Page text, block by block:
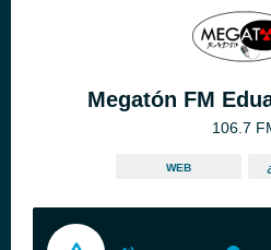
Megatón FM
106.7
WEB